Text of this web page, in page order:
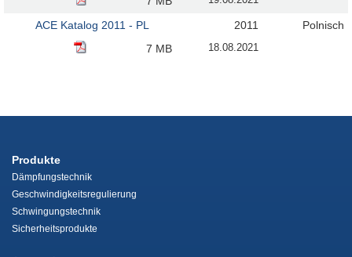
ACE Katalog 2011 - PL 2011
Polnisch
7 MB
18.08.2021
Produkte
Dämpfungstechnik
Geschwindigkeitsregulierung
Schwingungstechnik
Sicherheitsprodukte